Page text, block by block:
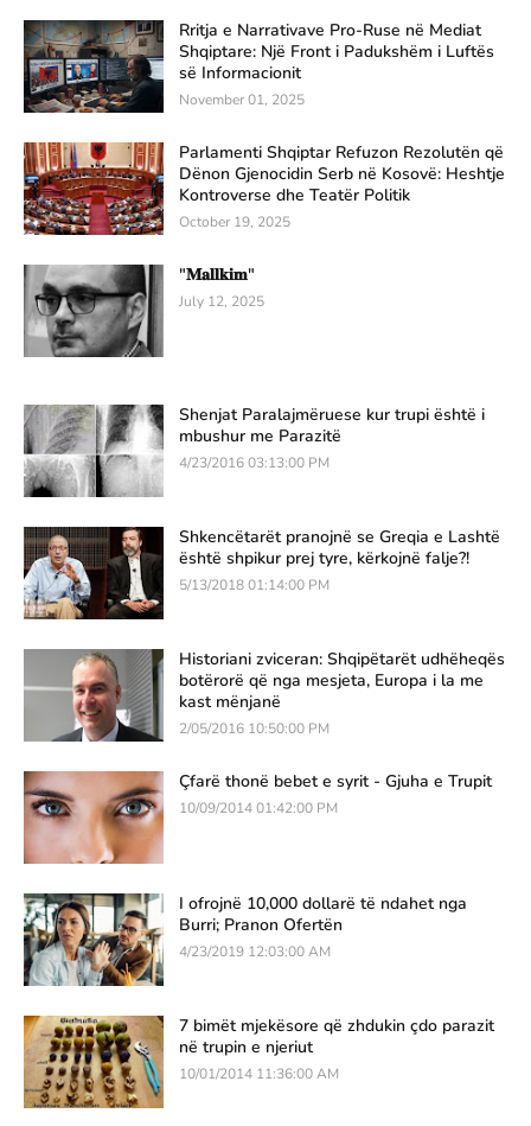
Rritja e Narrativave Pro-Ruse në Mediat
Shqiptare: Një Front i Padukshëm i Luftës
së Informacionit
November 01, 2025
Parlamenti Shqiptar Refuzon Rezolutën që
Dënon Gjenocidin Serb në Kosovë: Heshtje
Kontroverse dhe Teatër Politik
October 19, 2025
"𝐌𝐚𝐥𝐥𝐤𝐢𝐦"
July 12, 2025
Shenjat Paralajmëruese kur trupi është i
mbushur me Parazitë
4/23/2016 03:13:00 PM
Shkencëtarët pranojnë se Greqia e Lashtë
është shpikur prej tyre, kërkojnë falje?!
5/13/2018 01:14:00 PM
Historiani zviceran: Shqipëtarët udhëheqës
botërorë që nga mesjeta, Europa i la me
kast mënjanë
2/05/2016 10:50:00 PM
Çfarë thonë bebet e syrit - Gjuha e Trupit
10/09/2014 01:42:00 PM
I ofrojnë 10,000 dollarë të ndahet nga
Burri; Pranon Ofertën
4/23/2019 12:03:00 AM
7 bimët mjekësore që zhdukin çdo parazit
në trupin e njeriut
10/01/2014 11:36:00 AM